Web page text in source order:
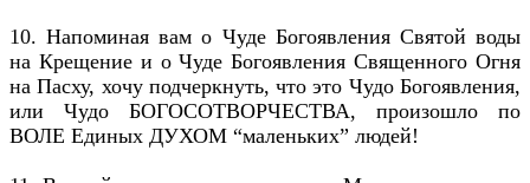
10. Напоминая вам о Чуде Богоявления Святой воды
на Крещение и о Чуде Богоявления Священного Огня
на Пасху, хочу подчеркнуть, что это Чудо Богоявления,
или Чудо БОГОСОТВОРЧЕСТВА, произошло по
ВОЛЕ Единых ДУХОМ “маленьких” людей!